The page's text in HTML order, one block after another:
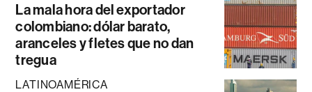
La mala hora del exportador
colombiano: dólar barato,
aranceles y fletes que no dan
tregua
LATINOAMÉRICA